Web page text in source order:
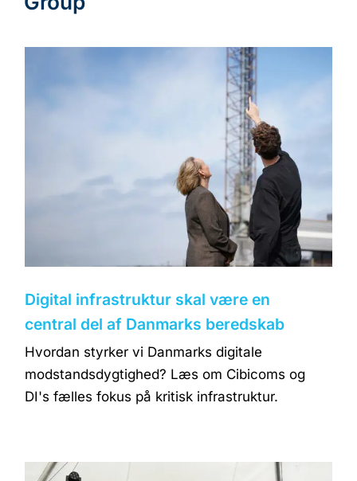
Digital infrastruktur skal være en
central del af Danmarks beredskab
Hvordan styrker vi Danmarks digitale
modstandsdygtighed? Læs om Cibicoms og
DI's fælles fokus på kritisk infrastruktur.